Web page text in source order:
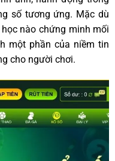
số tương ứng. Mặc dù
nào chứng minh mối
một phần của niềm tin
cho người chơi.